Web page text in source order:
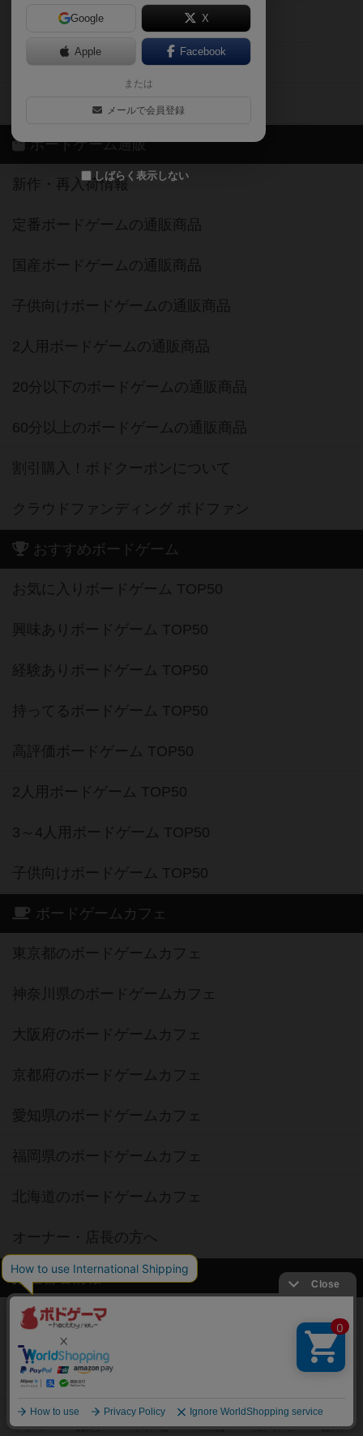
Google X
Apple Facebook
または
メールで会員登録
しばらく表示しない
ボドとも・会員一覧
ボードゲーム業界コラム
ボドゲーマご利用案内
ボードゲーム通販
新作・再入荷情報
定番ボードゲームの通販商品
国産ボードゲームの通販商品
子供向けボードゲームの通販商品
2人用ボードゲームの通販商品
20分以下のボードゲームの通販商品
60分以上のボードゲームの通販商品
割引購入！ボドクーポンについて
クラウドファンディング ボドファン
おすすめボードゲーム
お気に入りボードゲーム TOP50
興味ありボードゲーム TOP50
経験ありボードゲーム TOP50
持ってるボードゲーム TOP50
高評価ボードゲーム TOP50
2人用ボードゲーム TOP50
3～4人用ボードゲーム TOP50
子供向けボードゲーム TOP50
ボードゲームカフェ
東京都のボードゲームカフェ
神奈川県のボードゲームカフェ
大阪府のボードゲームカフェ
京都府のボードゲームカフェ
愛知県のボードゲームカフェ
福岡県のボードゲームカフェ
北海道のボードゲームカフェ
オーナー・店長の方へ
運営者情報
ご利用規約
個人情報保護方針